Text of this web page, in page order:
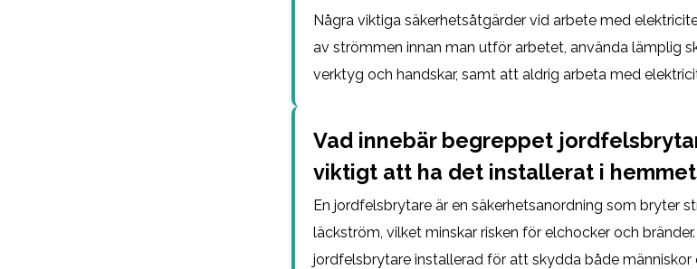
Några viktiga säkerhetsåtgärder vid arbete med
av strömmen innan man utför arbetet, använda lämplig
verktyg och handskar, samt att aldrig arbeta med
Vad innebär begreppet
viktigt att ha det installerat i
En jordfelsbrytare är en säkerhetsanordning som bryter
läckström, vilket minskar risken för elchocker och
jordfelsbrytare installerad för att skydda både